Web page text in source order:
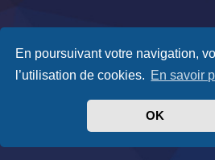
En poursuivant votre navigation,
l’utilisation de cookies. En savoir
OK